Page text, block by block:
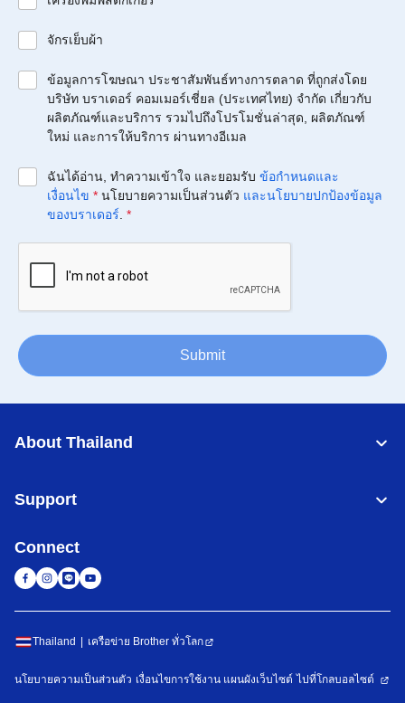
จักรเย็บผ้า
ข้อมูลการโฆษณา ประชาสัมพันธ์ทางการตลาด ที่ถูกส่งโดย
บริษัท บราเดอร์ คอมเมอร์เชี่ยล (ประเทศไทย) จำกัด เกี่ยวกับ
ผลิตภัณฑ์และบริการ รวมไปถึงโปรโมชั่นล่าสุด, ผลิตภัณฑ์
ใหม่ และการให้บริการ ผ่านทางอีเมล
ฉันได้อ่าน, ทำความเข้าใจ และยอมรับ ข้อกำหนดและ
เงื่อนไข * นโยบายความเป็นส่วนตัว และนโยบายปกป้องข้อมูล
ของบราเดอร์ *
Submit
About Thailand
Support
Connect
Thailand เครือข่าย Brother ทั่วโลก
นโยบายความเป็นส่วนตัว เงื่อนไขการใช้งาน แผนผังเว็บไซต์ ไปที่โกลบอลไซต์